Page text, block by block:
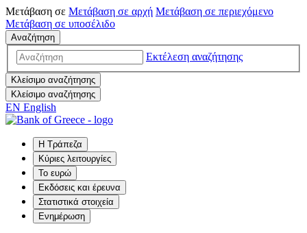
Μετάβαση σε Μετάβαση σε αρχή Μετάβαση σε περιεχόμενο
Μετάβαση σε υποσέλιδο
Αναζήτηση
Εκτέλεση αναζήτησης
Κλείσιμο αναζήτησης
Κλείσιμο αναζήτησης
EN English
Η Τράπεζα
Κύριες λειτουργίες
Το ευρώ
Εκδόσεις και έρευνα
Στατιστικά στοιχεία
Ενημέρωση